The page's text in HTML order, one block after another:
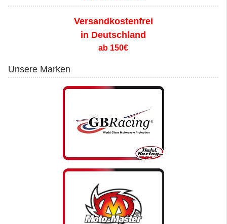
Versandkostenfrei
in Deutschland
ab 150€
Unsere Marken